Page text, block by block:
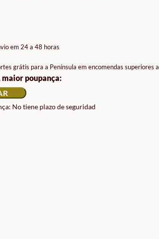
em 24 a 48 horas
grátis para a Península em encomendas superiores
poupança:
No tiene plazo de seguridad